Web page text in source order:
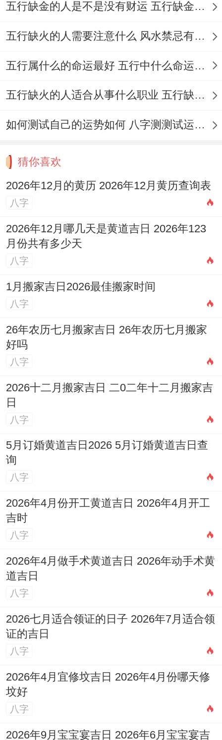
五行缺金的人是不是没有财运 五行缺金的人命运好不好
五行缺火的人需要注意什么 风水禁忌有哪些
五行属什么的命运最好 五行中什么命运势旺盛
五行缺火的人适合从事什么职业 五行缺火的人适合从事的职业有哪些
如何测试自己的运势如何 八字测测试运运程
猜你喜欢
2026年12月的黄历 2026年12月黄历查询表
八字
2026年12月哪几天是黄道吉日 2026年123
月份共有多少天
八字
1月搬家吉日2026最佳搬家时间
八字
26年农历七月搬家吉日 26年农历七月搬家
好吗
八字
2026十二月搬家吉日 二0二年十二月搬家吉
日
八字
5月订婚黄道吉日2026 5月订婚黄道吉日查
询
八字
2026年4月份开工黄道吉日 2026年4月开工
吉时
八字
2026年4月做手术黄道吉日 2026年动手术黄
道吉日
八字
2026七月适合领证的日子 2026年7月适合领
证的吉日
八字
2026年4月宜修坟吉日 2026年4月份哪天修
坟好
八字
2026年9月宝宝宴吉日 2026年6月宝宝宴吉